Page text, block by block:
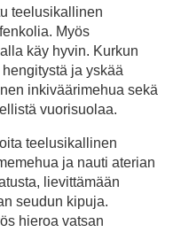
teelusikallinen
Myös
käy hyvin. Kurkun
ja yskää
inkiväärimehua sekä
vuorisuolaa.
teelusikallinen
ja nauti aterian
lievittämään
seudun kipuja.
hieroa vatsan